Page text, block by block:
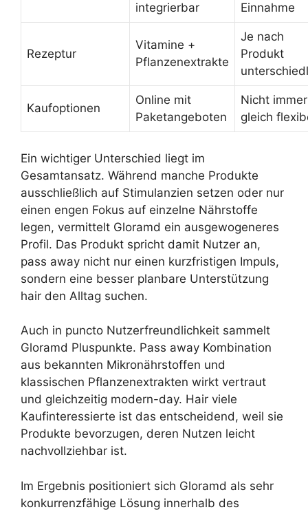
integrierbar
Einnahme
Rezeptur
Vitamine +
Pflanzenextrakte
Je nach
Produkt
Kaufoptionen
Online mit
Paketangeboten
Nicht immer
gleich
Ein wichtiger Unterschied liegt im
Gesamtansatz. Während manche Produkte
ausschließlich auf Stimulanzien setzen oder nur
einen engen Fokus auf einzelne Nährstoffe
legen, vermittelt Gloramd ein ausgewogeneres
Profil. Das Produkt spricht damit Nutzer an,
pass away nicht nur einen kurzfristigen Impuls,
sondern eine besser planbare Unterstützung
hair den Alltag suchen.
Auch in puncto Nutzerfreundlichkeit sammelt
Gloramd Pluspunkte. Pass away Kombination
aus bekannten Mikronährstoffen und
klassischen Pflanzenextrakten wirkt vertraut
und gleichzeitig modern-day. Hair viele
Kaufinteressierte ist das entscheidend, weil sie
Produkte bevorzugen, deren Nutzen leicht
nachvollziehbar ist.
Im Ergebnis positioniert sich Gloramd als sehr
konkurrenzfähige Lösung innerhalb des